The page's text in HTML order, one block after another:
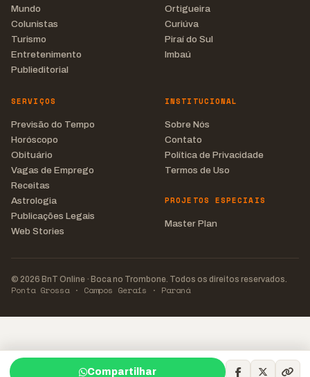
Mundo
Colunistas
Turismo
Entretenimento
Publieditorial
Ortigueira
Curiúva
Piraí do Sul
Imbaú
SERVIÇOS
Previsão do Tempo
Horóscopo
Obituário
Vagas de Emprego
Receitas
Astrologia
Publicações Legais
Web Stories
INSTITUCIONAL
Sobre Nós
Contato
Política de Privacidade
Termos de Uso
PROJETOS ESPECIAIS
Master Plan
© 2026 BnT Online · Boca no Trombone. Todos os direitos reservados.
Ponta Grossa · Campos Gerais · Paraná
Compartilhar